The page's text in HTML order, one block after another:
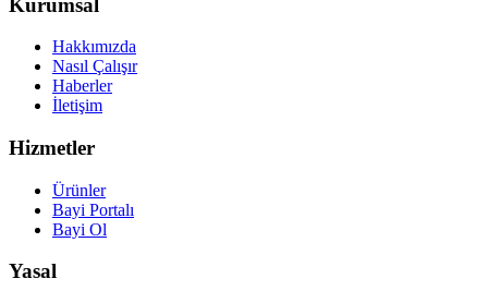
Hakkımızda
Nasıl Çalışır
Haberler
İletişim
Hizmetler
Ürünler
Bayi Portalı
Bayi Ol
Yasal